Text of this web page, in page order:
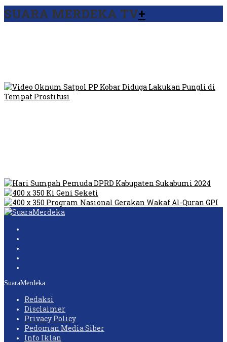
SUARA MERDEKA TV+
SuaraMerdeka
Redaksi
Disclaimer
Privacy Policy
Pedoman Media Siber
Info Iklan